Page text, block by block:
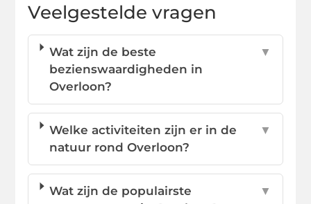
Veelgestelde vragen
Wat zijn de beste
bezienswaardigheden in
Overloon?
▼
Welke activiteiten zijn er in de
natuur rond Overloon?
▼
Wat zijn de populairste
▼